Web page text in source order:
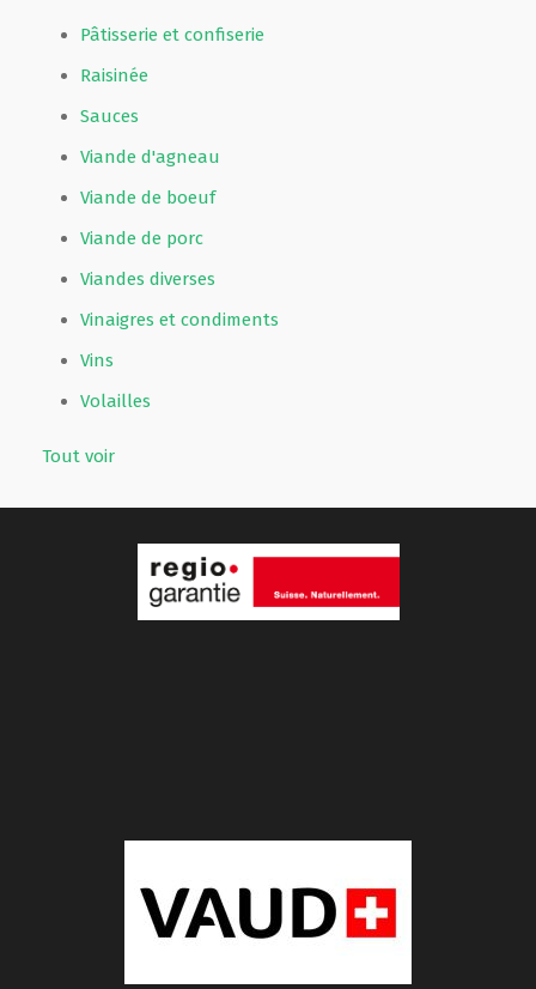
Pâtisserie et confiserie
Raisinée
Sauces
Viande d'agneau
Viande de boeuf
Viande de porc
Viandes diverses
Vinaigres et condiments
Vins
Volailles
Tout voir